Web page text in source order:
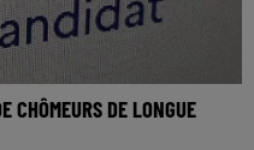
CHÔMEURS DE LONGUE